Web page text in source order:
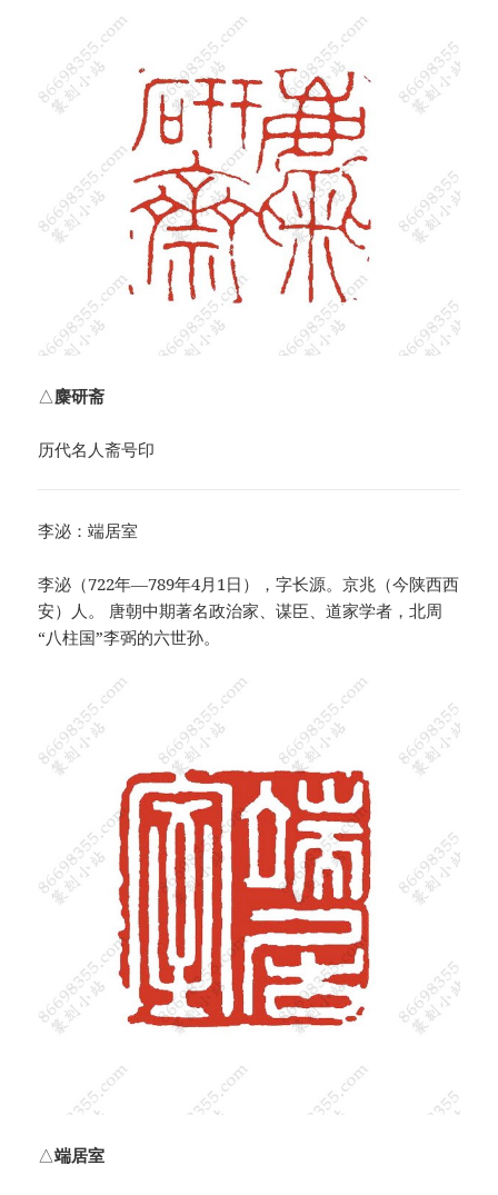
△麋研斋
历代名人斋号印
李泌：端居室
李泌（722年—789年4月1日），字长源。京兆（今陕西西
安）人。 唐朝中期著名政治家、谋臣、道家学者，北周
“八柱国”李弼的六世孙。
△端居室